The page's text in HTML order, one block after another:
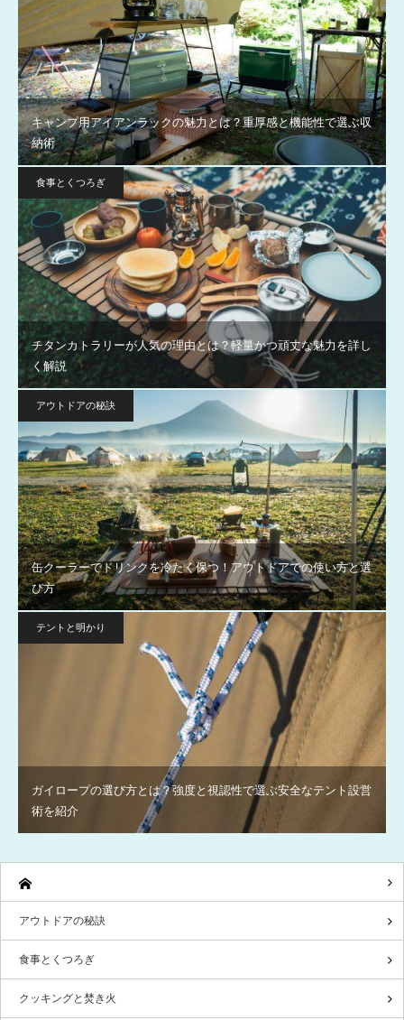
キャンプ用アイアンラックの魅力とは？重厚感と機能性で選ぶ収
納術
食事とくつろぎ
チタンカトラリーが人気の理由とは？軽量かつ頑丈な魅力を詳し
く解説
アウトドアの秘訣
缶クーラーでドリンクを冷たく保つ！アウトドアでの使い方と選
び方
テントと明かり
ガイロープの選び方とは？強度と視認性で選ぶ安全なテント設営
術を紹介
アウトドアの秘訣
食事とくつろぎ
クッキングと焚き火